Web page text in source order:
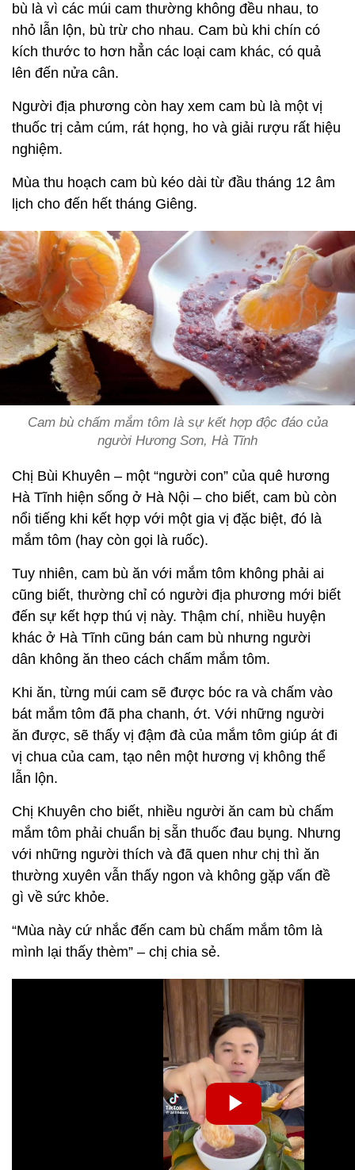
bù là vì các múi cam thường không đều nhau, to
nhỏ lẫn lộn, bù trừ cho nhau. Cam bù khi chín có
kích thước to hơn hẳn các loại cam khác, có quả
lên đến nửa cân.
Người địa phương còn hay xem cam bù là một vị
thuốc trị cảm cúm, rát họng, ho và giải rượu rất hiệu
nghiệm.
Mùa thu hoạch cam bù kéo dài từ đầu tháng 12 âm
lịch cho đến hết tháng Giêng.
Cam bù chấm mắm tôm là sự kết hợp độc đáo của
người Hương Sơn, Hà Tĩnh
Chị Bùi Khuyên – một “người con” của quê hương
Hà Tĩnh hiện sống ở Hà Nội – cho biết, cam bù còn
nổi tiếng khi kết hợp với một gia vị đặc biệt, đó là
mắm tôm (hay còn gọi là ruốc).
Tuy nhiên, cam bù ăn với mắm tôm không phải ai
cũng biết, thường chỉ có người địa phương mới biết
đến sự kết hợp thú vị này. Thậm chí, nhiều huyện
khác ở Hà Tĩnh cũng bán cam bù nhưng người
dân không ăn theo cách chấm mắm tôm.
Khi ăn, từng múi cam sẽ được bóc ra và chấm vào
bát mắm tôm đã pha chanh, ớt. Với những người
ăn được, sẽ thấy vị đậm đà của mắm tôm giúp át đi
vị chua của cam, tạo nên một hương vị không thể
lẫn lộn.
Chị Khuyên cho biết, nhiều người ăn cam bù chấm
mắm tôm phải chuẩn bị sẵn thuốc đau bụng. Nhưng
với những người thích và đã quen như chị thì ăn
thường xuyên vẫn thấy ngon và không gặp vấn đề
gì về sức khỏe.
“Mùa này cứ nhắc đến cam bù chấm mắm tôm là
mình lại thấy thèm” – chị chia sẻ.